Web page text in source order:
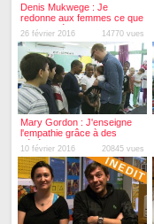
Denis Mukwege : Je
redonne aux femmes ce que
le viol a détruit
26 février 2016 14770 vues
Mary Gordon : J'enseigne
l'empathie grâce à des
bébés
10 février 2016 20845 vues